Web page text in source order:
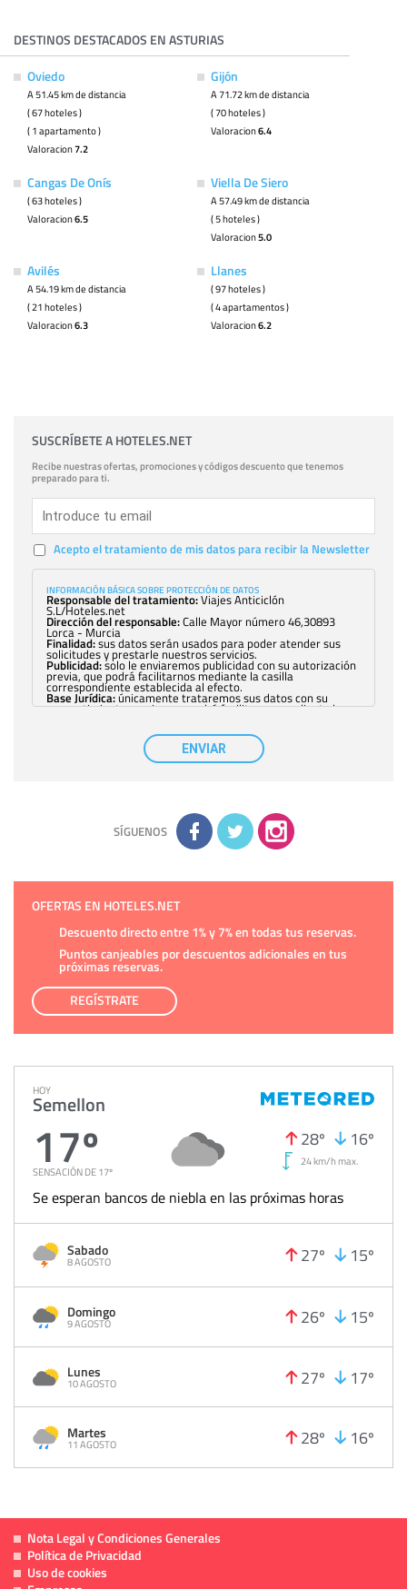
DESTINOS DESTACADOS EN ASTURIAS
Oviedo
A 51.45 km de distancia
( 67 hoteles )
( 1 apartamento )
Valoracion7.2
Gijón
A 71.72 km de distancia
( 70 hoteles )
Valoracion6.4
Cangas De Onís
( 63 hoteles )
Valoracion6.5
Viella De Siero
A 57.49 km de distancia
( 5 hoteles )
Valoracion5.0
Avilés
A 54.19 km de distancia
( 21 hoteles )
Valoracion6.3
Llanes
( 97 hoteles )
( 4 apartamentos )
Valoracion6.2
SUSCRÍBETE A HOTELES.NET
Recibe nuestras ofertas, promociones y códigos descuento que tenemos
preparado para ti.
Acepto el tratamiento de mis datos para recibir la Newsletter
INFORMACIÓN BÁSICA SOBRE PROTECCIÓN DE DATOS
Responsable del tratamiento:Viajes Anticiclón
S.L/Hoteles.net
Dirección del responsable:Calle Mayor número 46,30893
Lorca - Murcia
Finalidad:sus datos serán usados para poder atender sus
solicitudes y prestarle nuestros servicios.
Publicidad:solo le enviaremos publicidad con su autorización
previa, que podrá facilitarnos mediante la casilla
correspondiente establecida al efecto.
Base Jurídica:únicamente trataremos sus datos con su
consentimiento previo, que podrá facilitarnos mediante la
con carácter general, sólo el personal de
nuestra entidad que esté debidamente autorizado podrá
tener conocimiento de la información que le pedimos. No se
comunicarán datos a terceros.
adicional y detallada sobre cómo tratamos sus datos en la
política de privacidad
ENVIAR
SÍGUENOS
OFERTAS EN HOTELES.NET
Descuento directo entre 1% y 7% en todas tus reservas.
Puntos canjeables por descuentos adicionales en tus
próximas reservas.
REGÍSTRATE
HOY
Semellon
17º
SENSACIÓN DE 17º
28º 16º
24 km/h max.
Se esperan bancos de niebla en las próximas horas
Sabado
8 AGOSTO 27º 15º
Domingo
9 AGOSTO 26º 15º
Lunes
10 AGOSTO 27º 17º
Martes
11 AGOSTO 28º 16º
Nota Legal y Condiciones Generales
Política de Privacidad
Uso de cookies